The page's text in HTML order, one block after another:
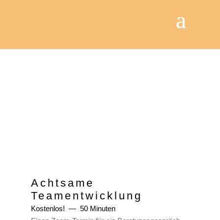
Achtsame
Teamentwicklung
Kostenlos!
50 Minuten